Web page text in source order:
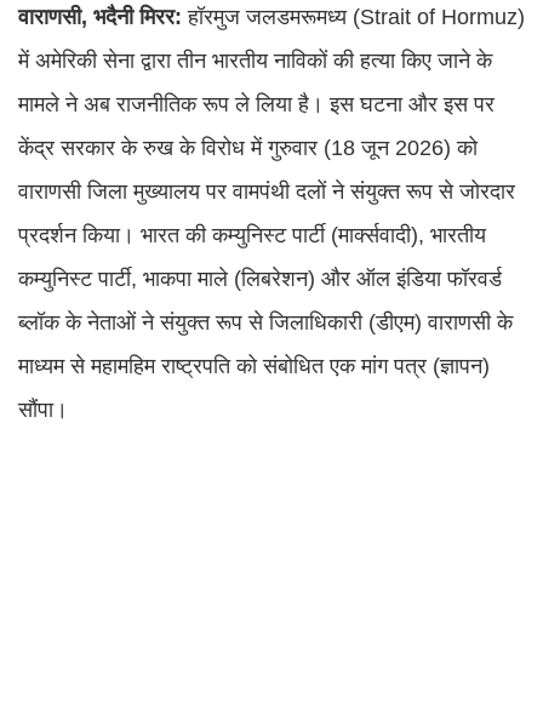
वाराणसी, भदैनी मिरर: हॉरमुज जलडमरूमध्य (Strait of Hormuz)
में अमेरिकी सेना द्वारा तीन भारतीय नाविकों की हत्या किए जाने के
मामले ने अब राजनीतिक रूप ले लिया है। इस घटना और इस पर
केंद्र सरकार के रुख के विरोध में गुरुवार (18 जून 2026) को
वाराणसी जिला मुख्यालय पर वामपंथी दलों ने संयुक्त रूप से जोरदार
प्रदर्शन किया। भारत की कम्युनिस्ट पार्टी (मार्क्सवादी), भारतीय
कम्युनिस्ट पार्टी, भाकपा माले (लिबरेशन) और ऑल इंडिया फॉरवर्ड
ब्लॉक के नेताओं ने संयुक्त रूप से जिलाधिकारी (डीएम) वाराणसी के
माध्यम से महामहिम राष्ट्रपति को संबोधित एक मांग पत्र (ज्ञापन)
सौंपा।